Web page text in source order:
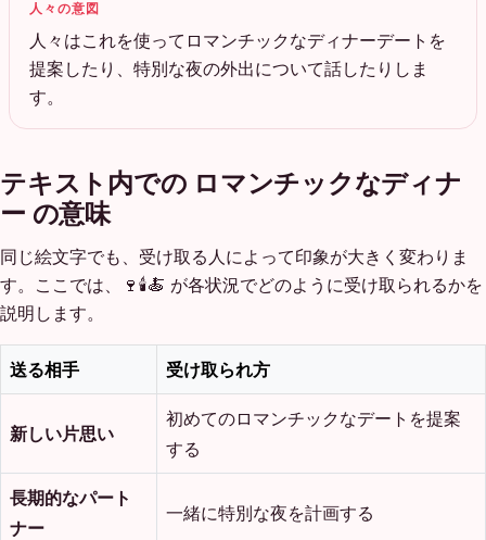
人々の意図
人々はこれを使ってロマンチックなディナーデートを
提案したり、特別な夜の外出について話したりしま
す。
テキスト内での ロマンチックなディナ
ー の意味
同じ絵文字でも、受け取る人によって印象が大きく変わりま
す。ここでは、🍷🕯️🍝 が各状況でどのように受け取られるかを
説明します。
送る相手 受け取られ方
新しい片思い
初めてのロマンチックなデートを提案
する
長期的なパート
ナー
一緒に特別な夜を計画する